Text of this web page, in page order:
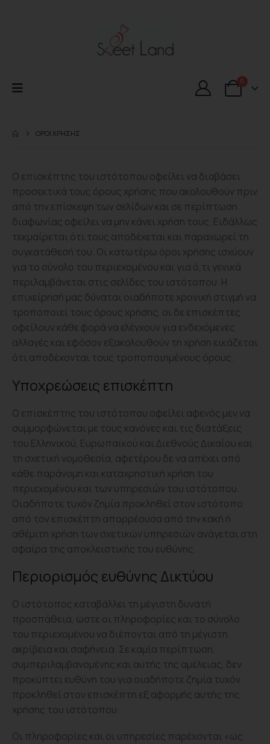
0
ΌΡΟΙ ΧΡΉΣΗΣ
Ο επισκέπτης του ιστότοπου οφείλει να διαβάσει
προσεκτικά τους όρους χρήσης που ακολουθούν πριν
από την επίσκεψη των σελίδων και σε περίπτωση
διαφωνίας οφείλει να μην κάνει χρήση τους. Ειδάλλως
τεκμαίρεται ότι τους αποδέχεται και παραχωρεί τη
συγκατάθεσή του. Οι κατωτέρω όροι χρήσης ισχύουν
για το σύνολο του περιεχομένου και για ό,τι γενικά
περιλαμβάνεται στις σελίδες του ιστότοπου. Η
επιχείρησή μας δύναται οιαδήποτε χρονική στιγμή να
τροποποιεί τους όρους χρήσης, οι δε επισκέπτες
οφείλουν κάθε φορά να ελέγχουν για ενδεχόμενες
αλλαγές και εφόσον εξακολουθούν τη χρήση εικάζεται
ότι αποδέχονται τους τροποποιημένους όρους.
Υποχρεώσεις επισκέπτη
Ο επισκέπτης του ιστότοπου οφείλει αφενός μεν να
συμμορφώνεται με τους κανόνες και τις διατάξεις
του Ελληνικού, Ευρωπαϊκού και Διεθνούς Δικαίου και
τη σχετική νομοθεσία, αφετέρου δε να απέχει από
κάθε παράνομη και καταχρηστική χρήση του
περιεχομένου και των υπηρεσιών του ιστότοπου.
Οιαδήποτε τυχόν ζημία προκληθεί στον ιστότοπο
από τον επισκέπτη απορρέουσα από την κακή ή
αθέμιτη χρήση των σχετικών υπηρεσιών ανάγεται στη
σφαίρα της αποκλειστικής του ευθύνης.
Περιορισμός ευθύνης Δικτύου
Ο ιστότοπος καταβάλλει τη μέγιστη δυνατή
προσπάθεια, ώστε οι πληροφορίες και το σύνολο
του περιεχομένου να διέπονται από τη μέγιστη
ακρίβεια και σαφήνεια. Σε καμία περίπτωση,
συμπεριλαμβανομένης και αυτής της αμέλειας, δεν
προκύπτει ευθύνη του για οιαδήποτε ζημία τυχόν
προκληθεί στον επισκέπτη εξ αφορμής αυτής της
χρήσης του ιστότοπου.
Οι πληροφορίες και οι υπηρεσίες παρέχονται «ως